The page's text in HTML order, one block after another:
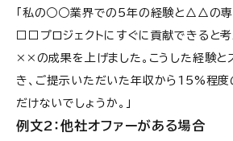
「私の○○業界での5年の経験と△△の専
□□プロジェクトにすぐに貢献できると考
××の成果を上げました。こうした経験と
き、ご提示いただいた年収から15%程
だけないでしょうか。」
例文2：他社オファーがある場合